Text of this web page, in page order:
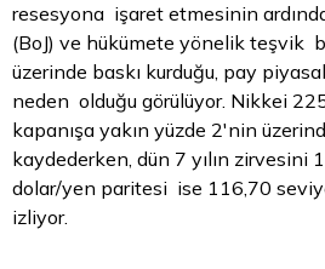
resesyona işaret etmesinin
(BoJ) ve hükümete yönelik teşvik
üzerinde baskı kurduğu, pay
neden olduğu görülüyor. Nikkei
kapanışa yakın yüzde 2'nin
kaydederken, dün 7 yılın zirvesini
dolar/yen paritesi ise 116,70
izliyor.